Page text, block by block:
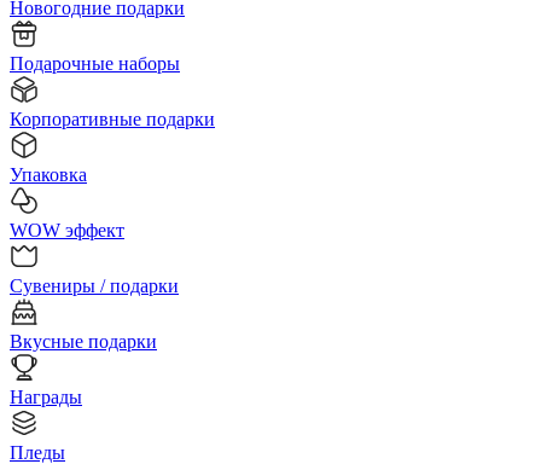
Новогодние подарки
Подарочные наборы
Корпоративные подарки
Упаковка
WOW эффект
Сувениры / подарки
Вкусные подарки
Награды
Пледы